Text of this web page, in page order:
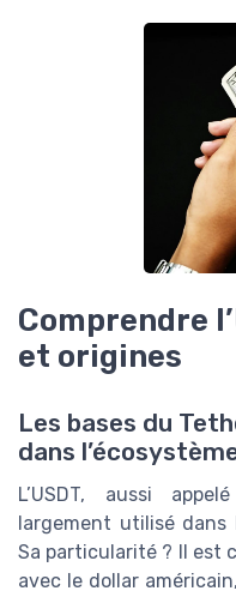
Comprendre
et origines
Les bases du
dans
L’USDT, aussi
largement utilisé dans
Sa particularité ? Il est
avec le dollar